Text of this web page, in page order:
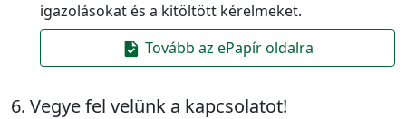
igazolásokat és a kitöltött kérelmeket.
task Tovább az ePapír oldalra
Vegye fel velünk a kapcsolatot!